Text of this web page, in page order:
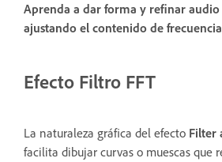
Aprenda a dar forma y refinar
ajustando el contenido de
Efecto Filtro FFT
La naturaleza gráfica del efecto Filter
facilita dibujar curvas o muescas que